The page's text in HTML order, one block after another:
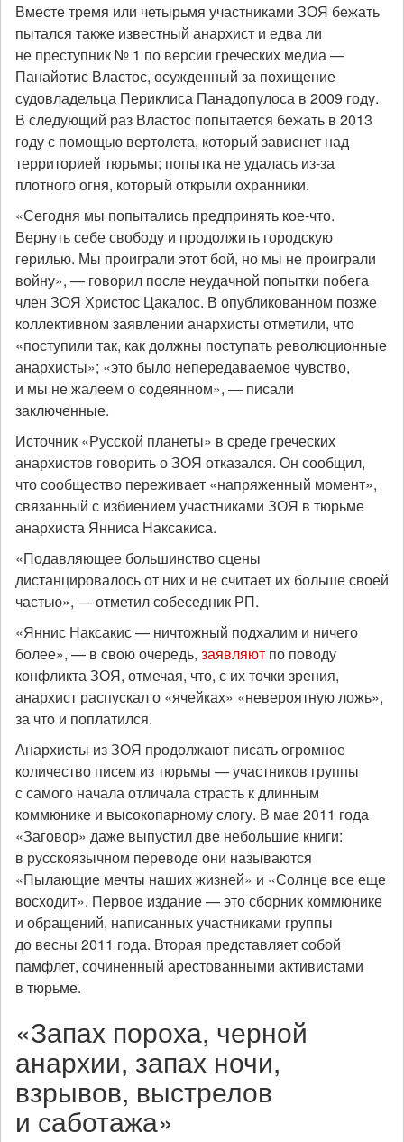
Вместе тремя или четырьмя участниками ЗОЯ бежать
пытался также известный анархист и едва ли
не преступник № 1 по версии греческих медиа —
Панайотис Властос, осужденный за похищение
судовладельца Периклиса Панадопулоса в 2009 году.
В следующий раз Властос попытается бежать в 2013
году с помощью вертолета, который зависнет над
территорией тюрьмы; попытка не удалась из-за
плотного огня, который открыли охранники.
«Сегодня мы попытались предпринять кое-что.
Вернуть себе свободу и продолжить городскую
герилью. Мы проиграли этот бой, но мы не проиграли
войну», — говорил после неудачной попытки побега
член ЗОЯ Христос Цакалос. В опубликованном позже
коллективном заявлении анархисты отметили, что
«поступили так, как должны поступать революционные
анархисты»; «это было непередаваемое чувство,
и мы не жалеем о содеянном», — писали
заключенные.
Источник «Русской планеты» в среде греческих
анархистов говорить о ЗОЯ отказался. Он сообщил,
что сообщество переживает «напряженный момент»,
связанный с избиением участниками ЗОЯ в тюрьме
анархиста Янниса Наксакиса.
«Подавляющее большинство сцены
дистанцировалось от них и не считает их больше своей
частью», — отметил собеседник РП.
«Яннис Наксакис — ничтожный подхалим и ничего
более», — в свою очередь, заявляют по поводу
конфликта ЗОЯ, отмечая, что, с их точки зрения,
анархист распускал о «ячейках» «невероятную ложь»,
за что и поплатился.
Анархисты из ЗОЯ продолжают писать огромное
количество писем из тюрьмы — участников группы
с самого начала отличала страсть к длинным
коммюнике и высокопарному слогу. В мае 2011 года
«Заговор» даже выпустил две небольшие книги:
в русскоязычном переводе они называются
«Пылающие мечты наших жизней» и «Солнце все еще
восходит». Первое издание — это сборник коммюнике
и обращений, написанных участниками группы
до весны 2011 года. Вторая представляет собой
памфлет, сочиненный арестованными активистами
в тюрьме.
«Запах пороха, черной
анархии, запах ночи,
взрывов, выстрелов
и саботажа»